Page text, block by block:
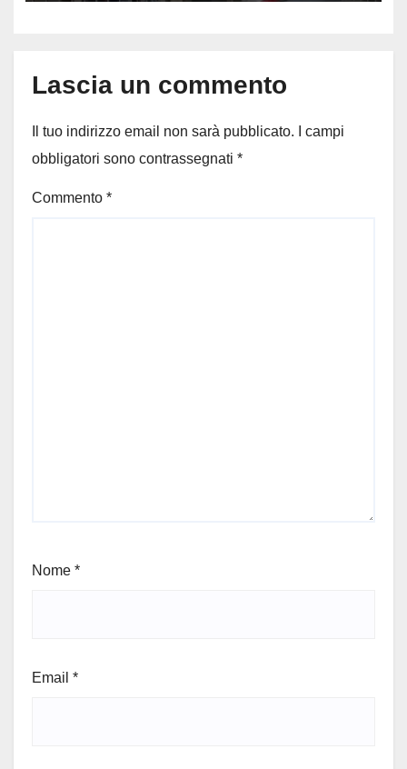
Lascia un commento
Il tuo indirizzo email non sarà pubblicato.
I campi
obbligatori sono contrassegnati *
Commento *
Nome *
Email *